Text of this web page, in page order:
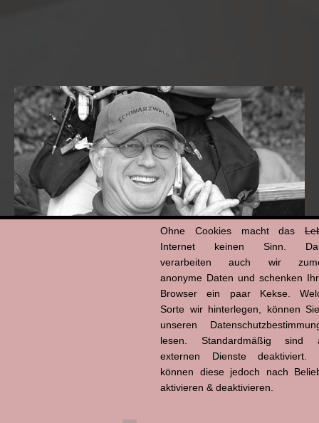
Ohne Cookies macht das
Internet keinen Sinn.
verarbeiten auch wir
anonyme Daten und schenken
Browser ein paar Kekse.
Sorte wir hinterlegen, können
unseren
lesen. Standardmäßig sind
externen Dienste deaktiviert.
können diese jedoch nach
aktivieren & deaktivieren.